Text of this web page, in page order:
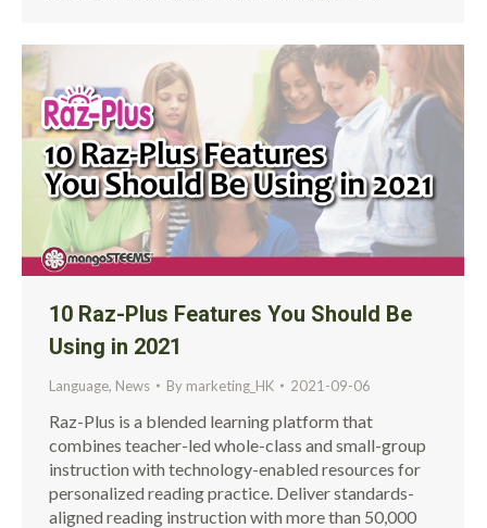
10 Raz-Plus Features You Should Be
Using in 2021
Language, News By marketing_HK 2021-09-06
Raz-Plus is a blended learning platform that
combines teacher-led whole-class and small-group
instruction with technology-enabled resources for
personalized reading practice. Deliver standards-
aligned reading instruction with more than 50,000